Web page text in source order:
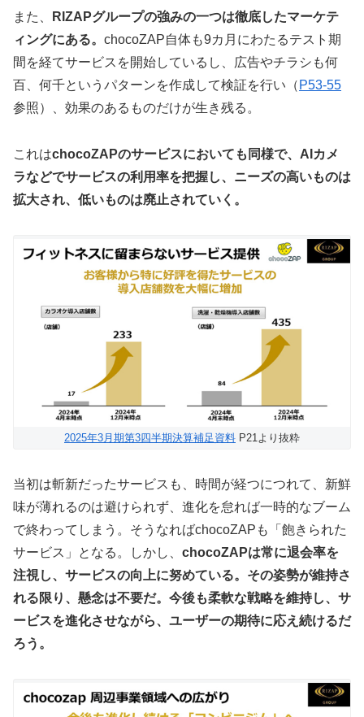
また、
RIZAPグループの強みの一つは徹底したマーケテ
ィングにある。 chocoZAP自体も9カ月にわたるテスト期
間を経てサービスを開始しているし、広告やチラシも何
百、何千というパターンを作成して検証を行い（ P53-55
参照）、効果のあるものだけが生き残る。
これはchocoZAPのサービスにおいても同様で、AIカメ
ラなどでサービスの利用率を把握し、ニーズの高いものは
拡大され、低いものは廃止されていく。
2025年3月期第3四半期決算補足 資料 P21より抜粋
当初は斬新だったサービスも、時間が経つにつれて、新鮮
味が薄れるのは避けられず、進化を怠れば一時的なブーム
で終わってしまう。そうなればchocoZAPも「飽きられた
サービス」となる。しかし、 chocoZAPは常に退会率を
注視し、サービスの向上に努めている。その姿勢が維持さ
れる限り、懸念は不要だ。今後も柔軟な戦略を維持し、サ
ービスを進化させながら、ユーザーの期待に応え続けるだ
ろう。